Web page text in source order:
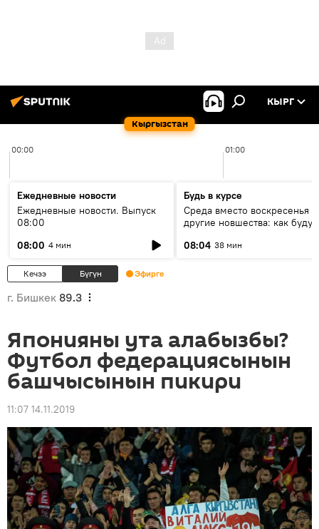
Кыргызстан
КЫРГ
00:00 01:00
Ежедневные новости
Ежедневные новости. Выпуск
08:00
08:00 4 мин
Будь в курсе
Среда вместо воскресенья и
другие новшества: как будут
08:04 38 мин
Кечээ Бүгүн Эфирге
г. Бишкек 89.3
Японияны ута алабызбы?
Футбол федерациясынын
башчысынын пикири
11:07 14.11.2019